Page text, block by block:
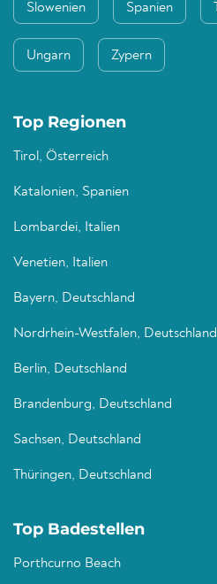
Slowenien Spanien
Ungarn Zypern
Top Regionen
Tirol, Österreich
Katalonien, Spanien
Lombardei, Italien
Venetien, Italien
Bayern, Deutschland
Nordrhein-Westfalen, Deutschland
Berlin, Deutschland
Brandenburg, Deutschland
Sachsen, Deutschland
Thüringen, Deutschland
Top Badestellen
Porthcurno Beach